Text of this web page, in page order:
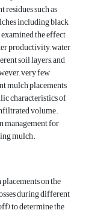
such as
including black
the effect
productivity, water
soil layers, and
very few
mulch placements
characteristics of
volume.
management for
mulch.
on the
during different
to determine the